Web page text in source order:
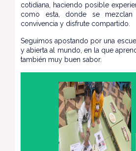
cotidiana, haciendo posible
como esta, donde se mezclan
convivencia y disfrute compartido.
Seguimos apostando por una
y abierta al mundo, en la que
también muy buen sabor.